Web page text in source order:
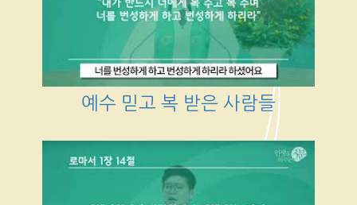
예수 믿고 복 받은 사람들